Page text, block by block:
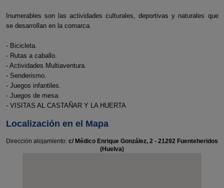
Inumerables son las actividades culturales, deportivas y naturales que
se desarrollan en la comarca.
- Bicicleta.
- Rutas a caballo.
- Actividades Multiaventura.
- Senderismo.
- Juegos infantiles.
- Juegos de mesa.
- VISITAS AL CASTAÑAR Y LA HUERTA
Localización en el Mapa
Dirección alojamiento: c/ Médico Enrique González, 2 - 21292 Fuenteheridos
(Huelva)